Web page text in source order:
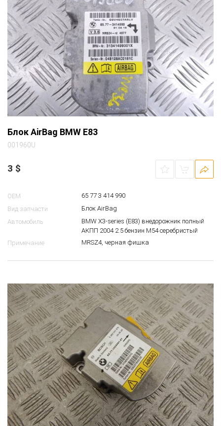
Блок AirBag BMW E83
001960U
3 $
OEM
65 77 3 414 990
Вид запчасти
Блок AirBag
Автомобиль
BMW X3-series (E83) внедорожник полный
АКПП 2004 2.5 бензин M54 серебристый
Примечание
MRSZ4, черная фишка